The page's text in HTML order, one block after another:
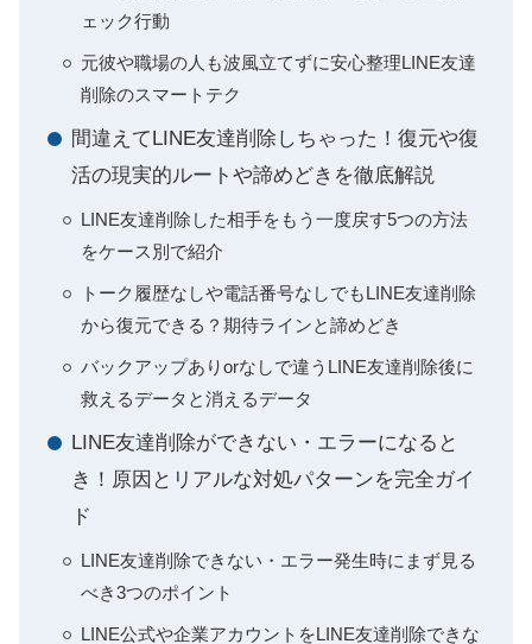
ェック行動
元彼や職場の人も波風立てずに安心整理LINE友達
削除のスマートテク
間違えてLINE友達削除しちゃった！復元や復
活の現実的ルートや諦めどきを徹底解説
LINE友達削除した相手をもう一度戻す5つの方法
をケース別で紹介
トーク履歴なしや電話番号なしでもLINE友達削除
から復元できる？期待ラインと諦めどき
バックアップありorなしで違うLINE友達削除後に
救えるデータと消えるデータ
LINE友達削除ができない・エラーになると
き！原因とリアルな対処パターンを完全ガイ
ド
LINE友達削除できない・エラー発生時にまず見る
べき3つのポイント
LINE公式や企業アカウントをLINE友達削除できな